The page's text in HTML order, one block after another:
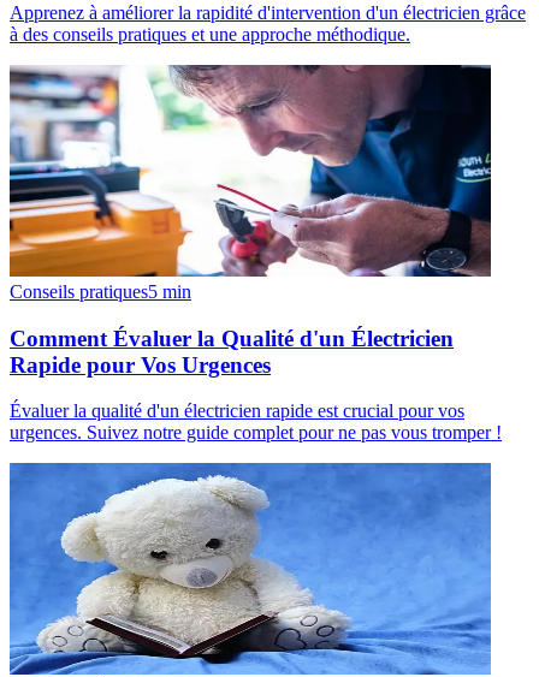
Apprenez à améliorer la rapidité d'intervention d'un électricien grâce
à des conseils pratiques et une approche méthodique.
Conseils pratiques5 min
Comment Évaluer la Qualité d'un Électricien
Rapide pour Vos Urgences
Évaluer la qualité d'un électricien rapide est crucial pour vos
urgences. Suivez notre guide complet pour ne pas vous tromper !